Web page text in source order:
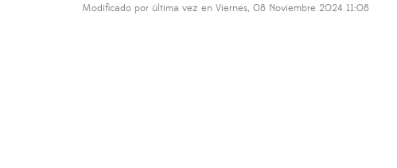
Modificado por última vez en Viernes, 08 Noviembre 2024 11:08